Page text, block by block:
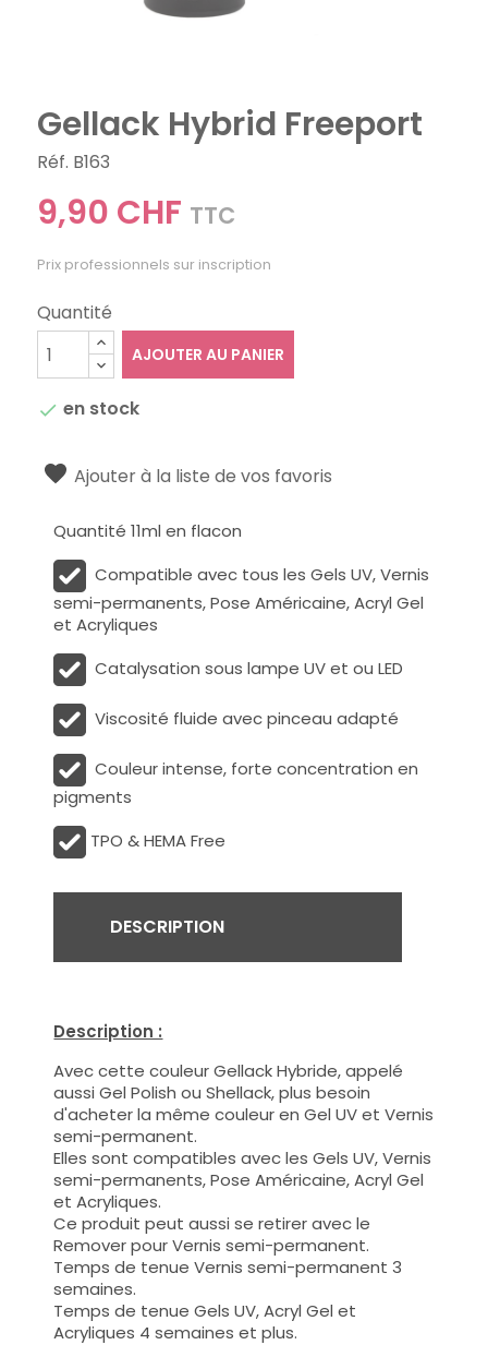
Gellack Hybrid Freeport
Réf. B163
9,90 CHF TTC
Prix professionnels sur inscription
Quantité
AJOUTER AU PANIER
 en stock
Ajouter à la liste de vos favoris
Quantité 11ml en flacon
Compatible avec tous les Gels UV, Vernis
semi-permanents, Pose Américaine, Acryl Gel
et Acryliques
Catalysation sous lampe UV et ou LED
Viscosité fluide avec pinceau adapté
Couleur intense, forte concentration en
pigments
TPO & HEMA Free
DESCRIPTION
Description :
Avec cette couleur Gellack Hybride, appelé
aussi Gel Polish ou Shellack, plus besoin
d'acheter la même couleur en Gel UV et Vernis
semi-permanent.
Elles sont compatibles avec les Gels UV, Vernis
semi-permanents, Pose Américaine, Acryl Gel
et Acryliques.
Ce produit peut aussi se retirer avec le
Remover pour Vernis semi-permanent.
Temps de tenue Vernis semi-permanent 3
semaines.
Temps de tenue Gels UV, Acryl Gel et
Acryliques 4 semaines et plus.